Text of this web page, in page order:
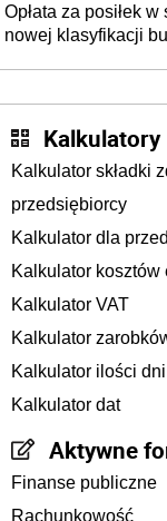
Opłata za posiłek
nowej klasyfikacji
Kalkulatory
Kalkulator składki
przedsiębiorcy
Kalkulator dla
Kalkulator kosztów
Kalkulator VAT
Kalkulator
Kalkulator ilości dni
Kalkulator dat
Aktywne
Finanse publiczne
Rachunkowość